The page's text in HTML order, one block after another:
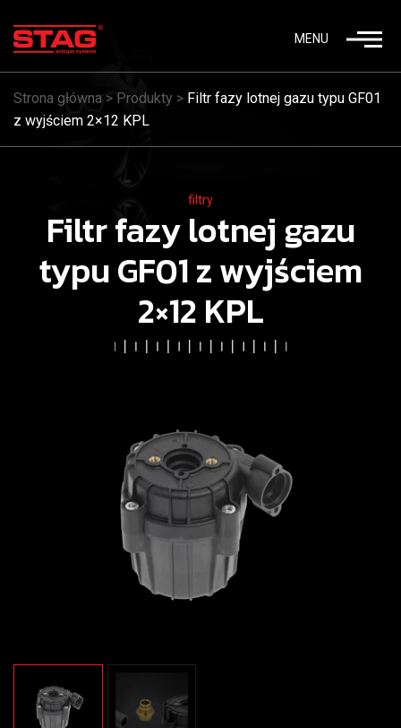
MENU
Strona główna > Produkty > Filtr fazy lotnej gazu typu GF01
z wyjściem 2×12 KPL
filtry
Filtr fazy lotnej gazu
typu GF01 z wyjściem
2×12 KPL